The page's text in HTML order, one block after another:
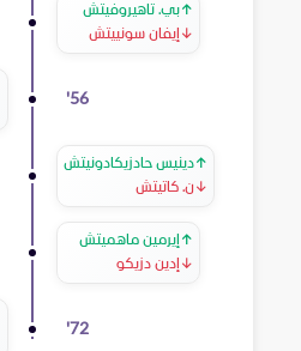
↑بي. تاهيروفيتش
↓ إيفان سونييتش
56
'
↑دينيس حادزيكادونيتش
↓ ن. كاتيتش
↑ إيرمين ماهميتش
↓ إدين دزيكو
72
'